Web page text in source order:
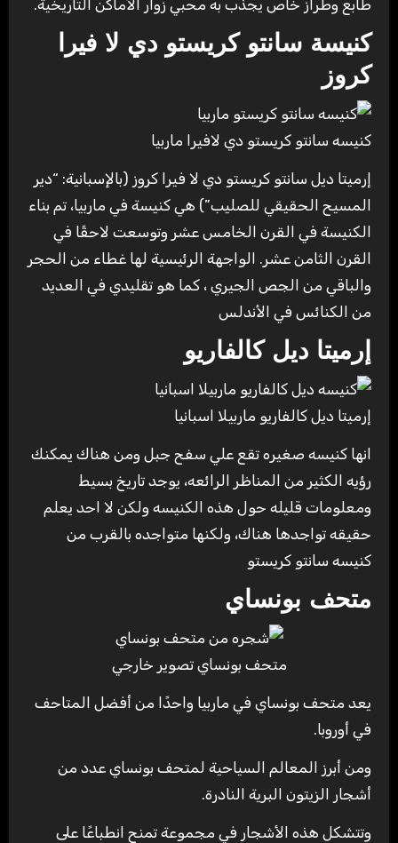
طابع وطراز خاص يجذب به محبي زوار الأماكن التاريخية.
كنيسة سانتو كريستو دي لا فيرا
كروز
كنيسه سانتو كريستو دي لافيرا ماربيا
إرميتا ديل سانتو كريستو دي لا فيرا كروز (بالإسبانية: “دير
المسيح الحقيقي للصليب”) هي كنيسة في ماربيا، تم بناء
الكنيسة في القرن الخامس عشر وتوسعت لاحقًا في
القرن الثامن عشر. الواجهة الرئيسية لها غطاء من الحجر
والباقي من الجص الجيري ، كما هو تقليدي في العديد
من الكنائس في الأندلس
إرميتا ديل كالفاريو
إرميتا ديل كالفاريو ماربيلا اسبانيا
انها كنيسه صغيره تقع علي سفح جبل ومن هناك يمكنك
رؤيه الكثير من المناظر الرائعه، يوجد تاريخ بسيط
ومعلومات قليله حول هذه الكنيسه ولكن لا احد يعلم
حقيقه تواجدها هناك، ولكنها متواجده بالقرب من
كنيسه سانتو كريستو
متحف بونساي
متحف بونساي تصوير خارجي
يعد متحف بونساي في ماربيا واحدًا من أفضل المتاحف
في أوروبا.
ومن أبرز المعالم السياحية لمتحف بونساي عدد من
أشجار الزيتون البرية النادرة.
وتتشكل هذه الأشجار في مجموعة تمنح انطباعًا على